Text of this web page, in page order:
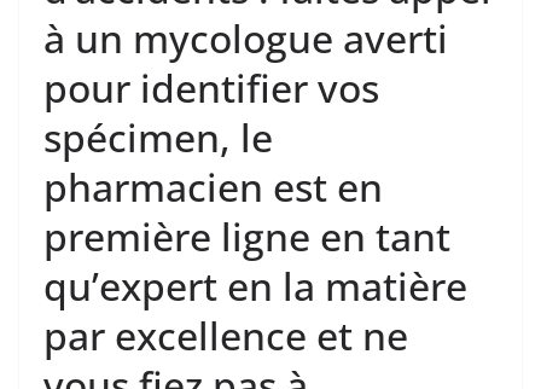
à un mycologue averti
pour identifier vos
spécimen, le
pharmacien est en
première ligne en tant
qu’expert en la matière
par excellence et ne